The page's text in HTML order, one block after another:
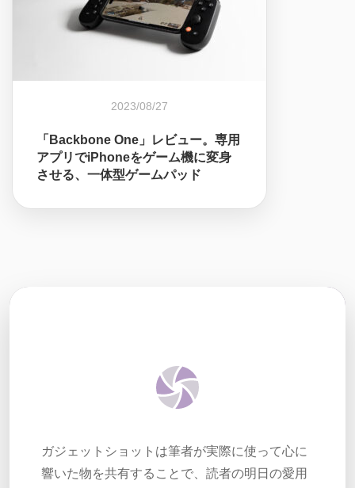
2023/08/27
「Backbone One」レビュー。専用
アプリでiPhoneをゲーム機に変身
させる、一体型ゲームパッド
ガジェットショットは筆者が実際に使って心に
響いた物を共有することで、読者の明日の愛用